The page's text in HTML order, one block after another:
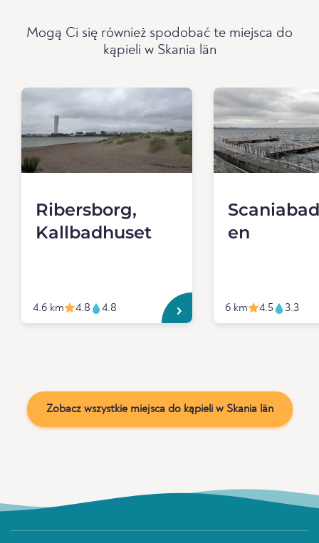
Mogą Ci się również spodobać te miejsca do
kąpieli w Skania län
Ribersborg,
Kallbadhuset
4.6 km 4.8 4.8
en
6 km 4.5 3.3
Zobacz wszystkie miejsca do kąpieli w Skania län